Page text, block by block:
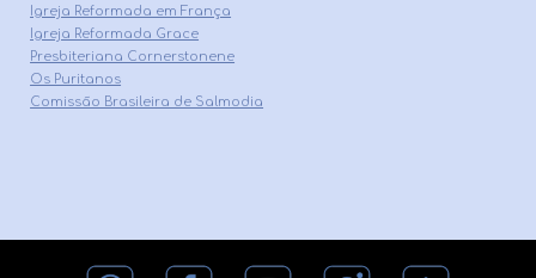
Igreja Reformada em França
Igreja Reformada Grace
Presbiteriana Cornerstonene
Os Puritanos
Comissão Brasileira de Salmodia